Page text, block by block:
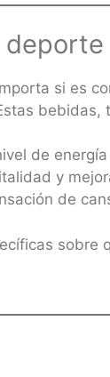
deporte
si es
de
y
de